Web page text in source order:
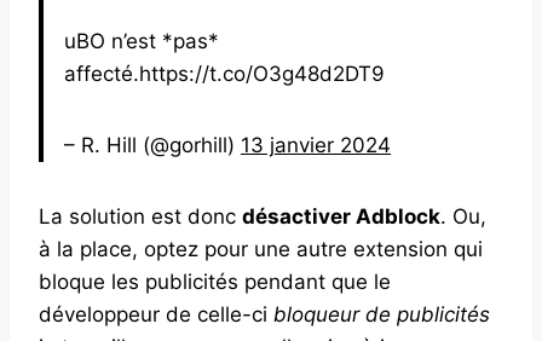
uBO n’est *pas*
affecté.https://t.co/O3g48d2DT9
– R. Hill (@gorhill) 13 janvier 2024
La solution est donc désactiver Adblock. Ou,
à la place, optez pour une autre extension qui
bloque les publicités pendant que le
développeur de celle-ci bloqueur de publicités